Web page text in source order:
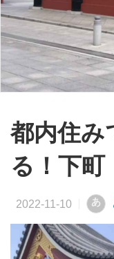
都内住み
る！下町
あ